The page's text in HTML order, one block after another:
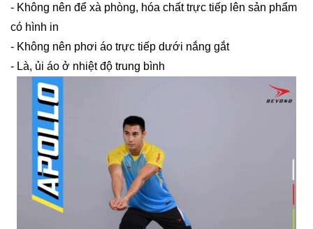
- Không nên để xà phòng, hóa chất trực tiếp lên sản phẩm
có hình in
- Không nên phơi áo trực tiếp dưới nắng gắt
- Là, ủi áo ở nhiệt độ trung bình